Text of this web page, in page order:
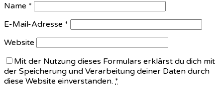
Name *
E-Mail-Adresse *
Website
Mit der Nutzung dieses Formulars erklärst du dich mit
der Speicherung und Verarbeitung deiner Daten durch
diese Website einverstanden. *